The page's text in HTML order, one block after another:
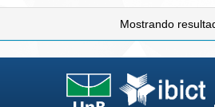
Mostrando